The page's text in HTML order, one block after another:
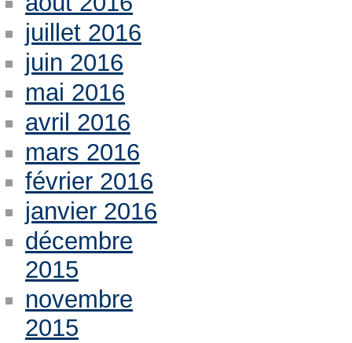
juillet 2016
juin 2016
mai 2016
avril 2016
mars 2016
février 2016
janvier 2016
décembre
2015
novembre
2015